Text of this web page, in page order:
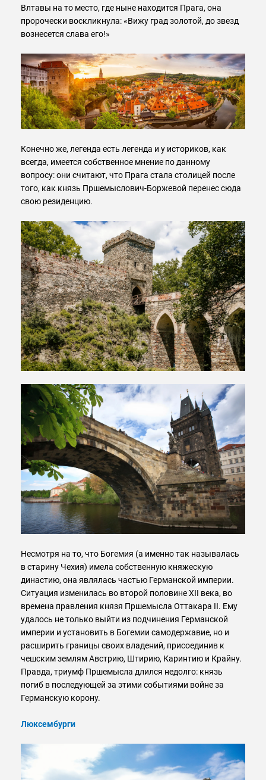
Влтавы на то место, где ныне находится Прага, она
пророчески воскликнула: «Вижу град золотой, до звезд
вознесется слава его!»
Конечно же, легенда есть легенда и у историков, как
всегда, имеется собственное мнение по данному
вопросу: они считают, что Прага стала столицей после
того, как князь Пршемыслович-Боржевой перенес сюда
свою резиденцию.
Несмотря на то, что Богемия (а именно так называлась
в старину Чехия) имела собственную княжескую
династию, она являлась частью Германской империи.
Ситуация изменилась во второй половине XII века, во
времена правления князя Пршемысла Оттакара II. Ему
удалось не только выйти из подчинения Германской
империи и установить в Богемии самодержавие, но и
расширить границы своих владений, присоединив к
чешским землям Австрию, Штирию, Каринтию и Крайну.
Правда, триумф Пршемысла длился недолго: князь
погиб в последующей за этими событиями войне за
Германскую корону.
Люксембурги